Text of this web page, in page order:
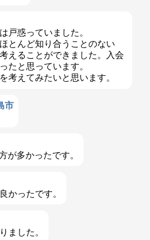
戸惑っていました。
とんど知り合うことのない
えることができました。入会
たと思っています。
考えてみたいと思います。
市
が多かったです。
かったです。
ました。